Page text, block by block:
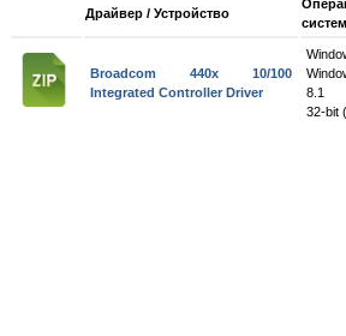
Драйвер / Устройство
Broadcom 440x 10/100
Integrated Controller Driver
8.1
32-bit